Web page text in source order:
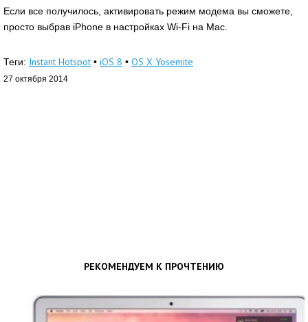
Если все получилось, активировать режим модема вы сможете,
просто выбрав iPhone в настройках Wi-Fi на Mac.
Теги: Instant Hotspot • iOS 8 • OS X Yosemite
27 октября 2014
РЕКОМЕНДУЕМ К ПРОЧТЕНИЮ